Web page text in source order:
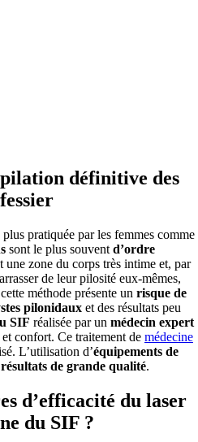
définitive des
pratiquée par les femmes comme
sont le plus souvent d’ordre
une zone du corps très intime et, par
de leur pilosité eux-mêmes,
méthode présente un risque de
pilonidaux et des résultats peu
SIF réalisée par un médecin expert
confort. Ce traitement de médecine
L’utilisation d’équipements de
résultats de grande qualité.
d’efficacité du laser
du SIF ?